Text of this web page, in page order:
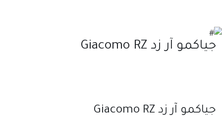
جياكمو آر زد Giacomo RZ
جياكمو آر زد Giacomo RZ